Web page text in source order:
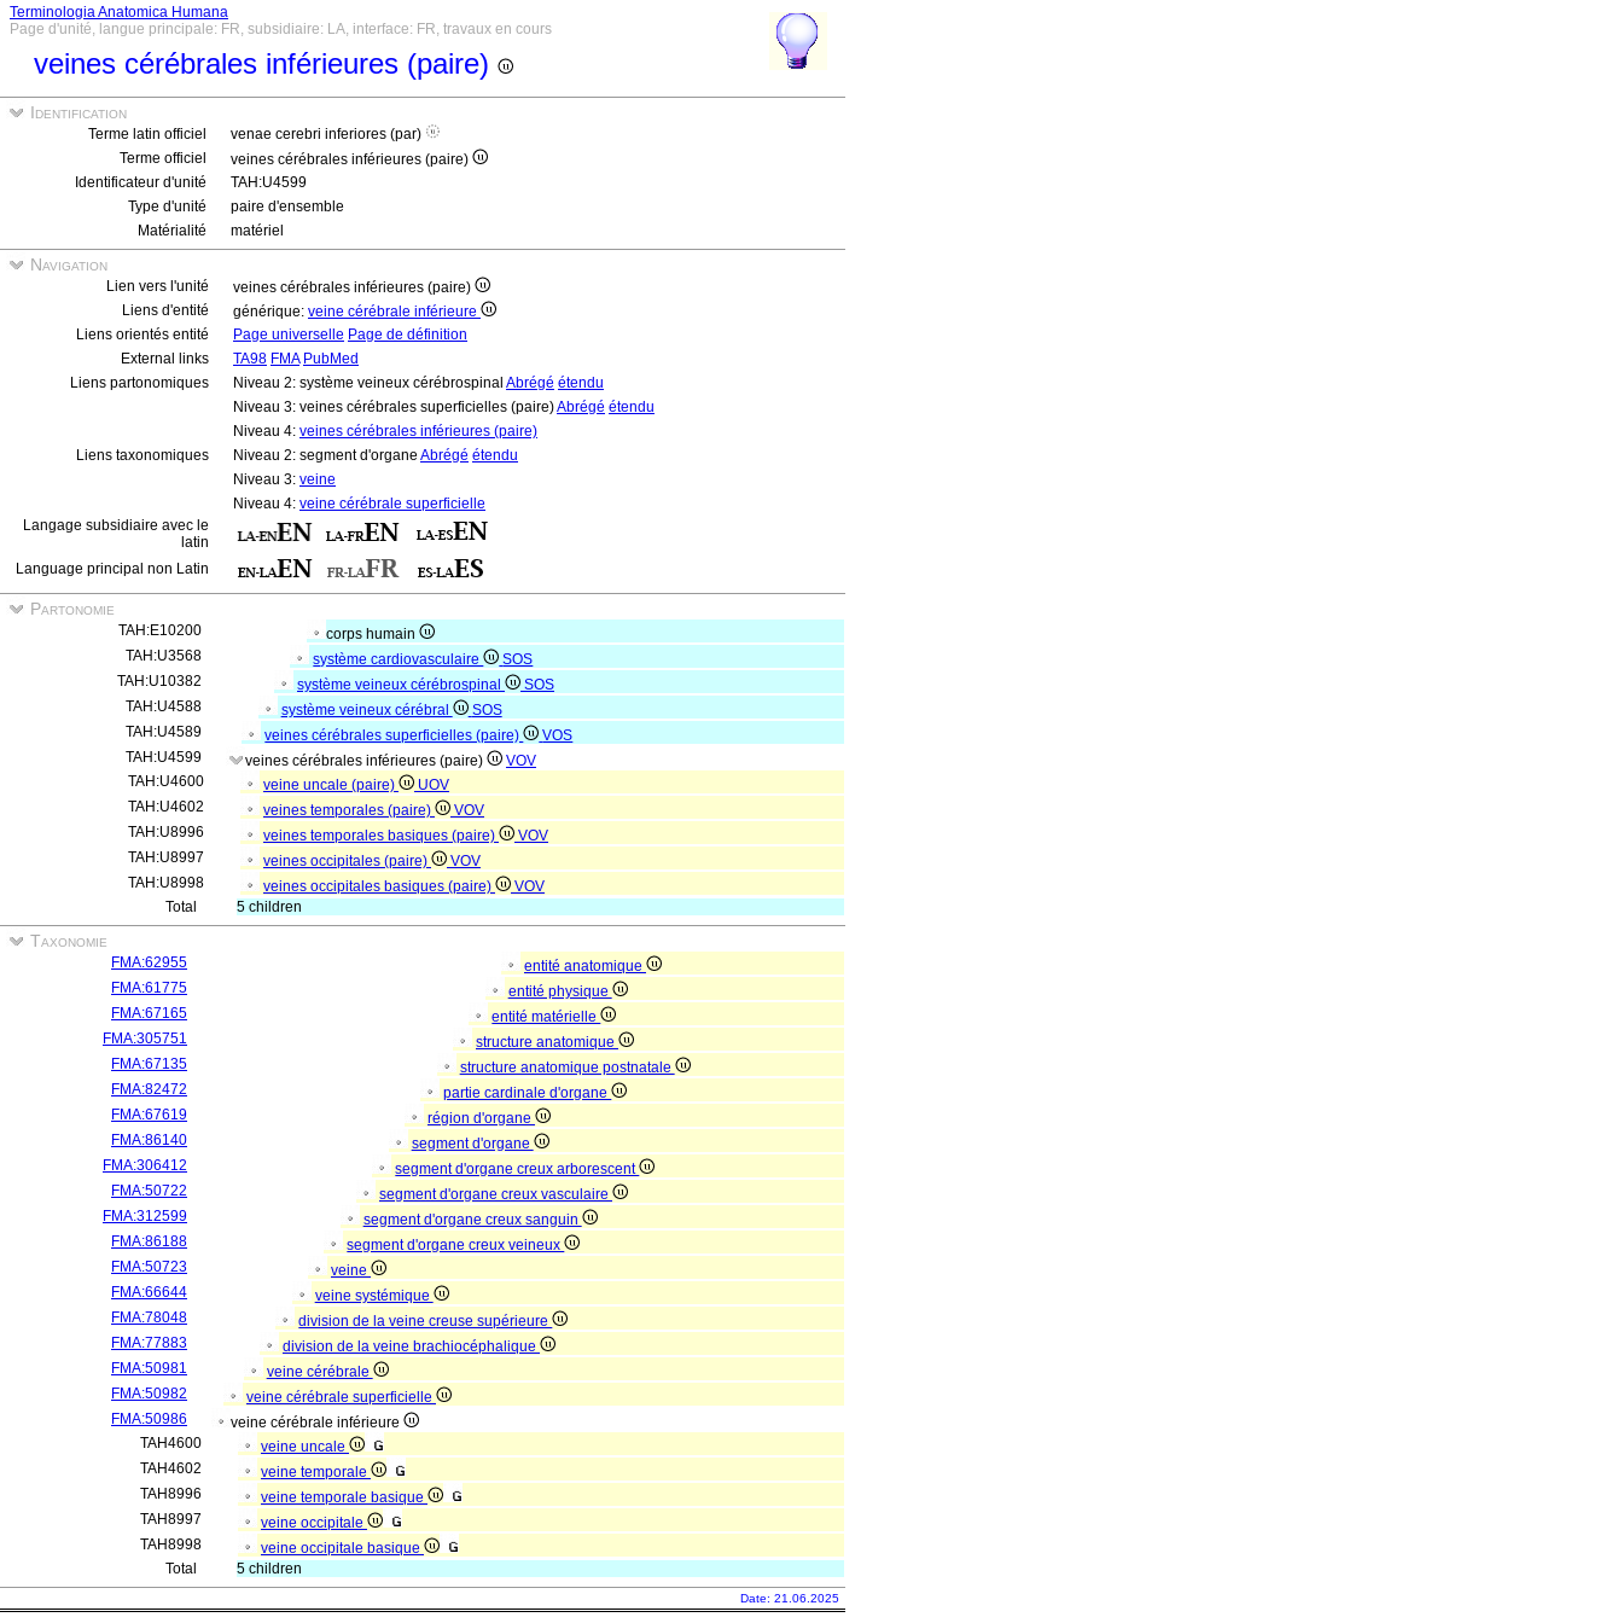
Terminologia Anatomica Humana
Page d'unité, langue principale: FR, subsidiaire: LA, interface: FR, travaux en cours
veines cérébrales inférieures (paire)
Identification
Terme latin officiel
venae cerebri inferiores (par)
Terme officiel
veines cérébrales inférieures (paire)
Identificateur d'unité
TAH:U4599
Type d'unité
paire d'ensemble
Matérialité
matériel
Navigation
Lien vers l'unité
veines cérébrales inférieures (paire)
Liens d'entité
générique: veine cérébrale inférieure
Liens orientés entité
Page universelle Page de définition
External links
TA98 FMA PubMed
Liens partonomiques
Niveau 2: système veineux cérébrospinal Abrégé étendu
Niveau 3: veines cérébrales superficielles (paire)Abrégé étendu
Niveau 4: veines cérébrales inférieures (paire)
Liens taxonomiques
Niveau 2: segment d'organe Abrégé étendu
Niveau 3: veine
Niveau 4: veine cérébrale superficielle
Langage subsidiaire avec le
latin
Language principal non Latin
Partonomie
TAH:E10200
corps humain
TAH:U3568
système cardiovasculaire
SOS
TAH:U10382
système veineux cérébrospinal
SOS
TAH:U4588
système veineux cérébral
SOS
TAH:U4589
veines cérébrales superficielles (paire)
VOS
TAH:U4599
veines cérébrales inférieures (paire)
VOV
TAH:U4600
veine uncale (paire)
UOV
TAH:U4602
veines temporales (paire)
VOV
TAH:U8996
veines temporales basiques (paire)
VOV
TAH:U8997
veines occipitales (paire)
VOV
TAH:U8998
veines occipitales basiques (paire)
VOV
Total
5 children
Taxonomie
FMA:62955
entité anatomique
FMA:61775
entité physique
FMA:67165
entité matérielle
FMA:305751
structure anatomique
FMA:67135
structure anatomique postnatale
FMA:82472
partie cardinale d'organe
FMA:67619
région d'organe
FMA:86140
segment d'organe
FMA:306412
segment d'organe creux arborescent
FMA:50722
segment d'organe creux vasculaire
FMA:312599
segment d'organe creux sanguin
FMA:86188
segment d'organe creux veineux
FMA:50723
veine
FMA:66644
veine systémique
FMA:78048
division de la veine creuse supérieure
FMA:77883
division de la veine brachiocéphalique
FMA:50981
veine cérébrale
FMA:50982
veine cérébrale superficielle
FMA:50986
veine cérébrale inférieure
TAH4600
veine uncale
TAH4602
veine temporale
TAH8996
veine temporale basique
TAH8997
veine occipitale
TAH8998
veine occipitale basique
Total
5 children
Date: 21.06.2025